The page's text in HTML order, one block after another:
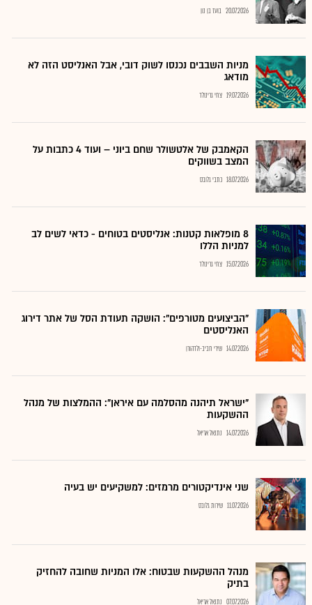
20.07.2026 בועז בן נון
מניות השבבים נכנסו לשוק דובי, אבל האנליסט הזה לא
מודאג
19.07.2026 צחי גרינולד
הקאמבק של אלטשולר שחם ביוני – ועוד 4 כתבות על
המצב בשווקים
18.07.2026 כתבי גלובס
8 מופלאות קטנות: אנליסטים בטוחים - כדאי לשים לב
למניות הללו
15.07.2026 צחי גרינולד
"הביצועים מטורפים": הושקה תעודת הסל של אתר דירוג
האנליסטים
14.07.2026 שירי חביב-ולדהורן
"ישראל תיהנה מהסלמה עם איראן": ההמלצות של מנהל
ההשקעות
14.07.2026 נתנאל אריאל
שני אינדיקטורים מרמזים: למשקיעים יש בעיה
11.07.2026 שירות גלובס
מנהל ההשקעות שבטוח: אלו המניות שחובה להחזיק
בתיק
07.07.2026 נתנאל אריאל